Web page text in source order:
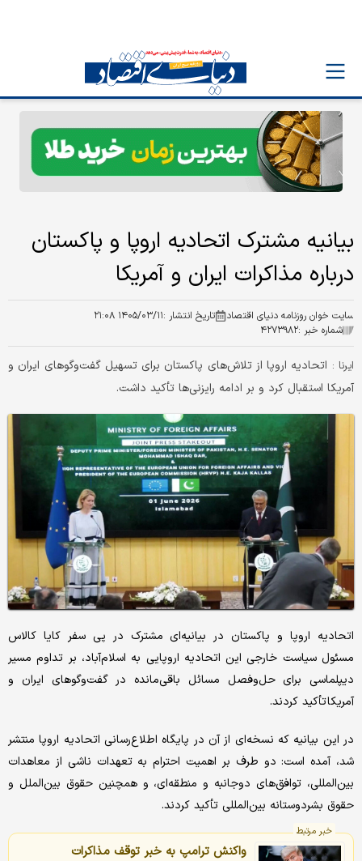
بیانیه مشترک اتحادیه اروپا و پاکستان
درباره مذاکرات ایران و آمریکا
سایت خوان روزنامه دنیای اقتصاد تاریخ انتشار :۱۴۰۵/۰۳/۱۱ ۲۱:۰۸
شماره خبر :۴۲۷۳۹۸۲
ایرنا : اتحادیه اروپا از تلاش‌های پاکستان برای تسهیل گفت‌وگوهای ایران و
آمریکا استقبال کرد و بر ادامه رایزنی‌ها تأکید داشت.
اتحادیه اروپا و پاکستان در بیانیه‌ای مشترک در پی سفر کایا کالاس
مسئول سیاست خارجی این اتحادیه اروپایی به اسلام‌آباد، بر تداوم مسیر
دیپلماسی برای حل‌وفصل مسائل باقی‌مانده در گفت‌وگوهای ایران و
آمریکا تأکید کردند.
در این بیانیه که نسخه‌ای از آن در پایگاه اطلاع‌رسانی اتحادیه اروپا منتشر
شد، آمده است: دو طرف بر اهمیت احترام به تعهدات ناشی از معاهدات
بین‌المللی، توافق‌های دوجانبه و منطقه‌ای، و همچنین حقوق بین‌الملل و
حقوق بشردوستانه بین‌المللی تأکید کردند.
خبر مرتبط
واکنش ترامپ به خبر توقف مذاکرات